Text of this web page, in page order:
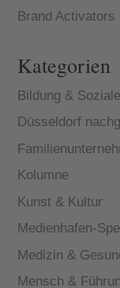
Brand
Kategorien
Bildung &
Düsseldorf
Kolumne
Kunst & Kultur
Medienhafen-
Medizin &
Mensch &